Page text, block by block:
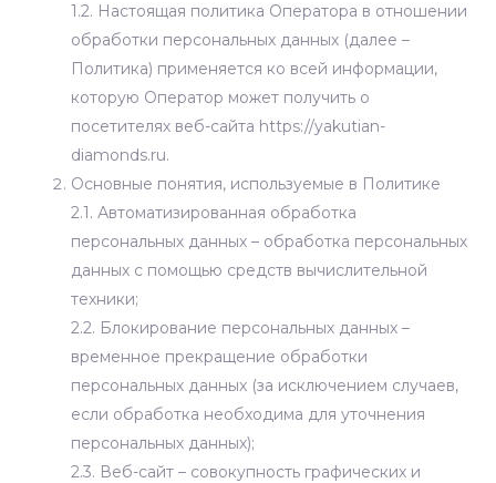
1.2. Настоящая политика Оператора в отношении
обработки персональных данных (далее –
Политика) применяется ко всей информации,
которую Оператор может получить о
посетителях веб-сайта https://yakutian-
diamonds.ru.
Основные понятия, используемые в Политике
2.1. Автоматизированная обработка
персональных данных – обработка персональных
данных с помощью средств вычислительной
техники;
2.2. Блокирование персональных данных –
временное прекращение обработки
персональных данных (за исключением случаев,
если обработка необходима для уточнения
персональных данных);
2.3. Веб-сайт – совокупность графических и